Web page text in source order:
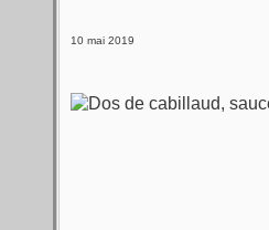
10 mai 2019